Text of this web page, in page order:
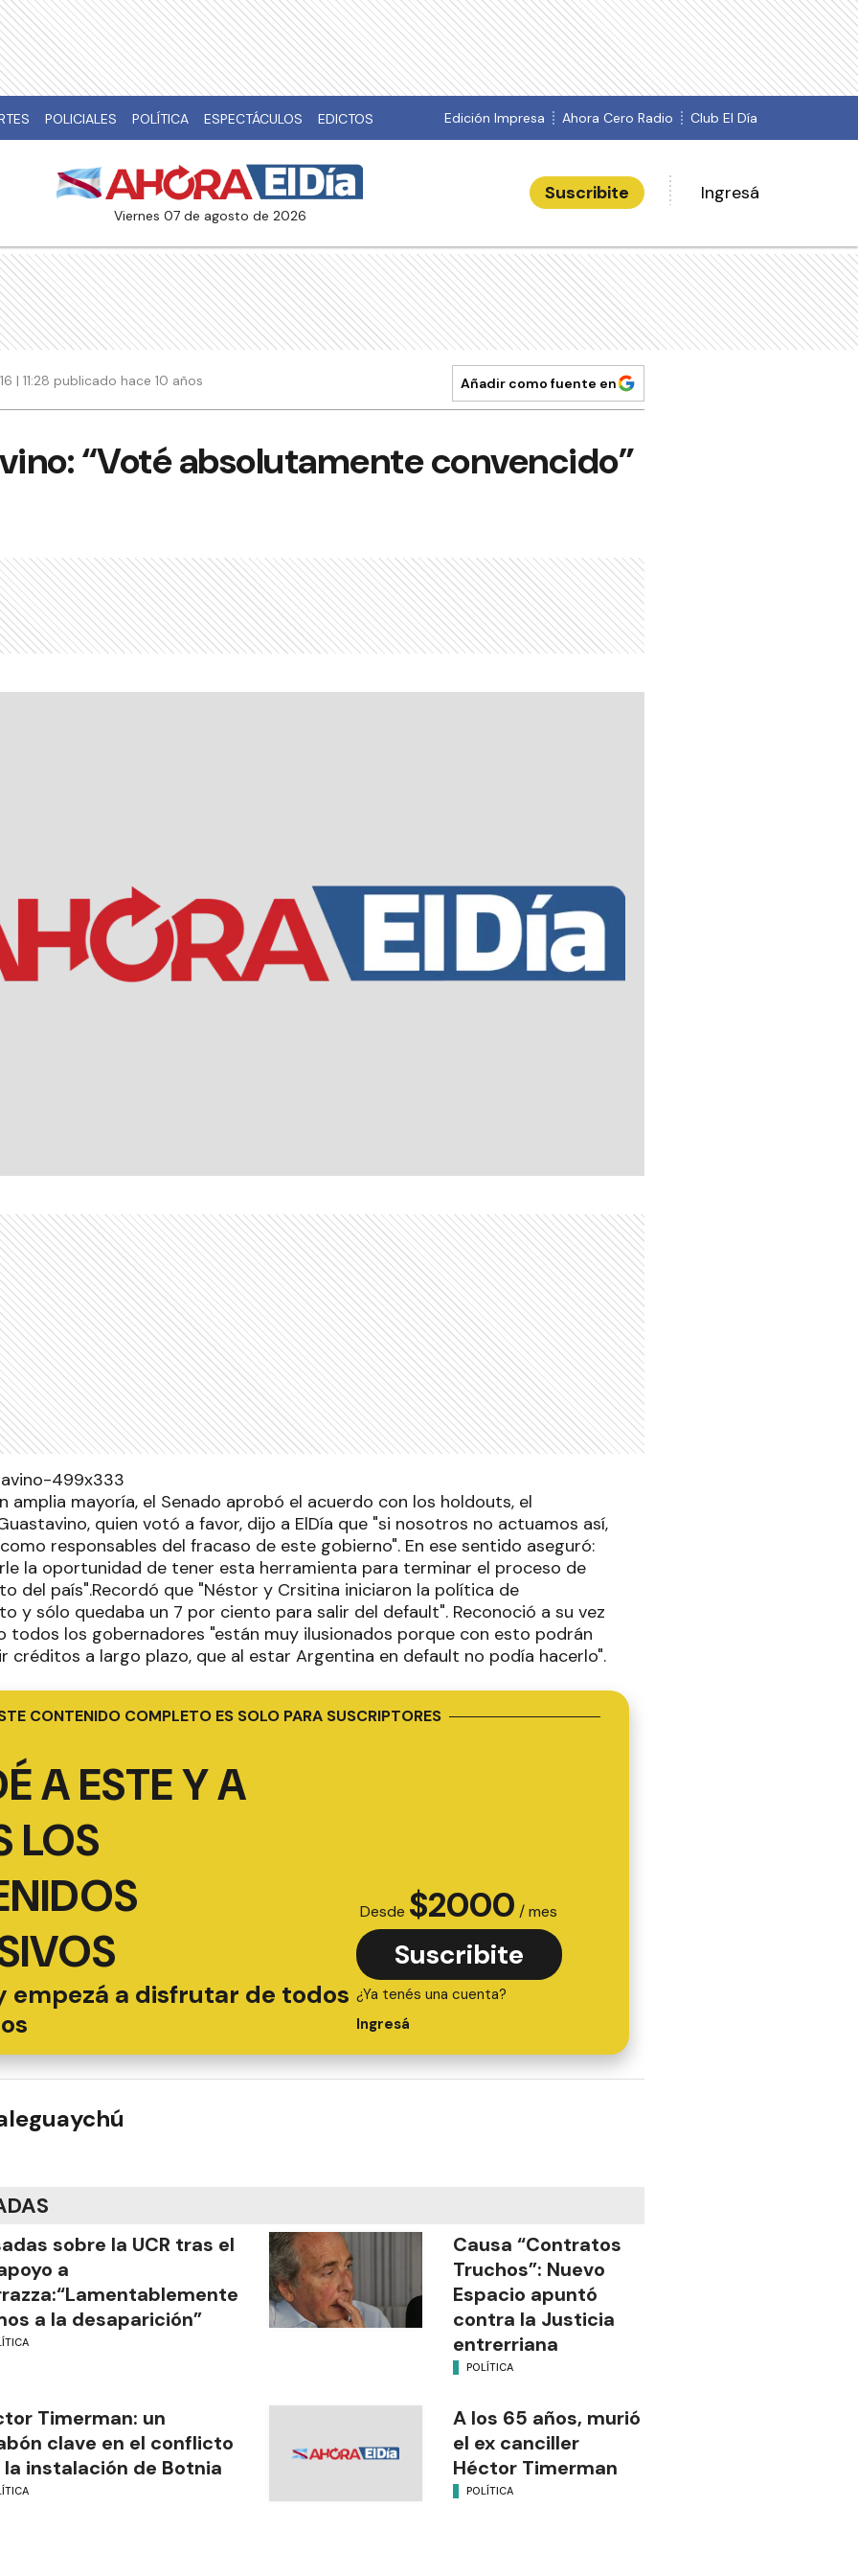
POLICIALES POLÍTICA ESPECTÁCULOS EDICTOS Edición Impresa Ahora Cero Radio Club El Día
viernes 07 de agosto de 2026
Suscribite Ingresá
| 11:28 publicado hace 10 años Añadir como fuente en
“Voté absolutamente convencido”
amplia mayoría, el Senado aprobó el acuerdo con los holdouts, el
quien votó a favor, dijo a ElDía que "si nosotros no actuamos así,
responsables del fracaso de este gobierno". En ese sentido aseguró:
la oportunidad de tener esta herramienta para terminar el proceso de
del país".Recordó que "Néstor y Crsitina iniciaron la política de
y sólo quedaba un 7 por ciento para salir del default". Reconoció a su vez
todos los gobernadores "están muy ilusionados porque con esto podrán
créditos a largo plazo, que al estar Argentina en default no podía hacerlo".
CONTENIDO COMPLETO ES SOLO PARA SUSCRIPTORES
A ESTE Y A
LOS
empezá a disfrutar de todos
Desde $2000 / mes
Suscribite
¿Ya tenés una cuenta?
Ingresá
sobre la UCR tras el
a
a la desaparición”
Causa “Contratos
Truchos”: Nuevo
Espacio apuntó
contra la Justicia
entrerriana
POLÍTICA
Timerman: un
clave en el conflicto
instalación de Botnia
A los 65 años, murió
el ex canciller
Héctor Timerman
POLÍTICA